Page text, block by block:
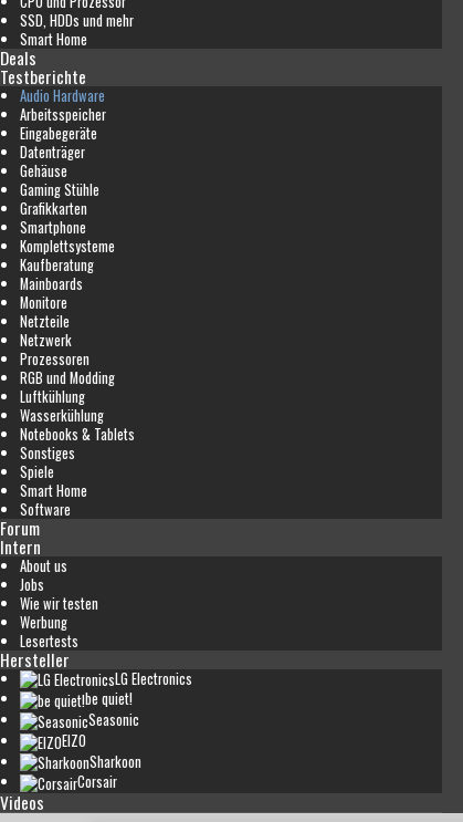
SSD, HDDs und mehr
Smart Home
Deals
Testberichte
Audio Hardware
Arbeitsspeicher
Eingabegeräte
Datenträger
Gehäuse
Gaming Stühle
Grafikkarten
Smartphone
Komplettsysteme
Kaufberatung
Mainboards
Monitore
Netzteile
Netzwerk
Prozessoren
RGB und Modding
Luftkühlung
Wasserkühlung
Notebooks & Tablets
Sonstiges
Spiele
Smart Home
Software
Forum
Intern
About us
Jobs
Wie wir testen
Werbung
Lesertests
Hersteller
LG Electronics
be quiet!
Seasonic
EIZO
Sharkoon
Corsair
Videos